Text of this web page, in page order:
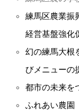
練馬区農業振
経営基盤強化
幻の練馬大根
びメニューの
都市の未来を
ふれあい農園